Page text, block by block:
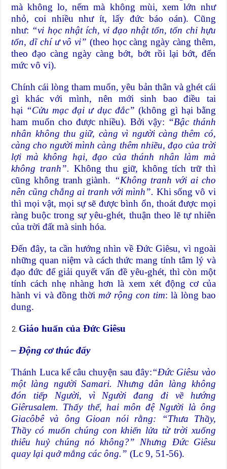
mà không lo, nếm mà không mùi, xem lớn như
nhỏ, coi nhiều như ít, lấy đức báo oán). Cũng
như: “vi học nhật ích, vi đạo nhật tổn, tổn chi hựu
tổn, dĩ chí ư vô vi” (theo học càng ngày càng thêm,
theo đạo càng ngày càng bớt, bớt rồi lại bớt, đến
mức vô vi).
Chính cái lòng tham muốn, yêu bản thân và ghét cái
gì khác với mình, nên mới sinh bao điều tai
hại “Cửu mạc đại ư dục đắc” (không gì hại bằng
ham muốn cho được nhiều). Bởi vậy: “Bậc thánh
nhân không thu giữ, càng vì người càng thêm có,
càng cho người mình càng thêm nhiều, đạo của trời
lợi mà không hại, đạo của thánh nhân làm mà
không tranh”. Không thu giữ, không tích trữ thì
cũng không tranh giành. “Không tranh với ai cho
nên cũng chẳng ai tranh với mình”. Khi sống vô vi
thì mọi vật, mọi sự sẽ được bình ổn, thoát được mọi
ràng buộc trong sự yêu-ghét, thuận theo lẽ tự nhiên
của trời đất mà sinh hóa.
Đến đây, ta cần hướng nhìn về Đức Giêsu, vì ngoài
những quan niệm và cách thức mang tính tâm lý và
đạo đức để giải quyết vấn đề yêu-ghét, thì còn một
tính cách nhẹ nhàng hơn là xem xét động cơ của
hành vi và đồng thời mở rộng con tim: là lòng bao
dung.
Giáo huấn của Đức Giêsu
– Động cơ thúc đẩy
Thánh Luca kể câu chuyện sau đây:“Đức Giêsu vào
một làng người Samari. Nhưng dân làng không
đón tiếp Người, vì Người đang đi về hướng
Giêrusalem. Thấy thế, hai môn đệ Người là ông
Giacôbê và ông Gioan nói rằng:
“Thưa Thầy,
Thầy có muốn chúng con khiến lửa từ trời xuống
thiêu huỷ chúng nó không?” Nhưng Đức Giêsu
quay lại quở mắng các ông.” (Lc 9, 51-56).